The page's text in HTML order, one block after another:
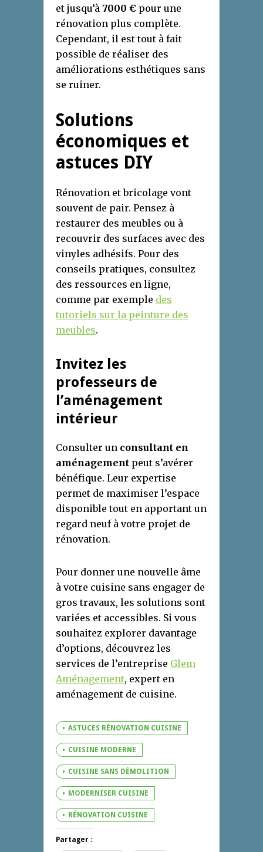
et jusqu’à 7000 € pour une
rénovation plus complète.
Cependant, il est tout à fait
possible de réaliser des
améliorations esthétiques sans
se ruiner.
Solutions
économiques et
astuces DIY
Rénovation et bricolage vont
souvent de pair. Pensez à
restaurer des meubles ou à
recouvrir des surfaces avec des
vinyles adhésifs. Pour des
conseils pratiques, consultez
des ressources en ligne,
comme par exemple des
tutoriels sur la peinture des
meubles.
Invitez les
professeurs de
l’aménagement
intérieur
Consulter un consultant en
aménagement peut s’avérer
bénéfique. Leur expertise
permet de maximiser l’espace
disponible tout en apportant un
regard neuf à votre projet de
rénovation.
Pour donner une nouvelle âme
à votre cuisine sans engager de
gros travaux, les solutions sont
variées et accessibles. Si vous
souhaitez explorer davantage
d’options, découvrez les
services de l’entreprise Glem
Aménagement, expert en
aménagement de cuisine.
ASTUCES RÉNOVATION CUISINE
CUISINE MODERNE
CUISINE SANS DÉMOLITION
MODERNISER CUISINE
RÉNOVATION CUISINE
Partager :